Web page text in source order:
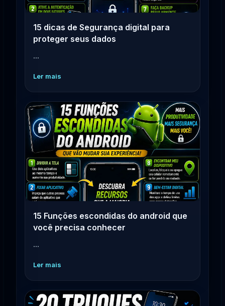
15 dicas de Segurança digital para
proteger seus dados
...
Ler mais
15 Funções escondidas do android que
você precisa conhecer
...
Ler mais